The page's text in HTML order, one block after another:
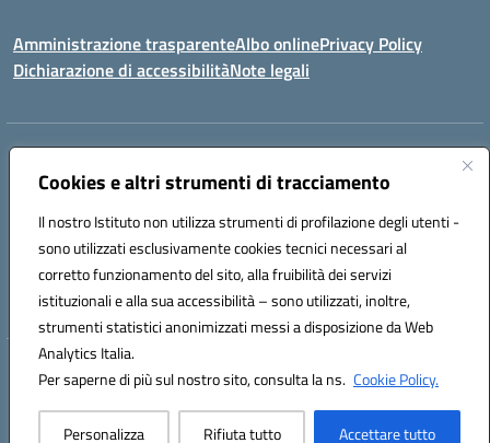
Cookies e altri strumenti di tracciamento
Il nostro Istituto non utilizza strumenti di profilazione degli utenti -
sono utilizzati esclusivamente cookies tecnici necessari al
corretto funzionamento del sito, alla fruibilità dei servizi
istituzionali e alla sua accessibilità – sono utilizzati, inoltre,
strumenti statistici anonimizzati messi a disposizione da Web
Analytics Italia.
Per saperne di più sul nostro sito, consulta la ns. Cookie Policy.
Personalizza Rifiuta tutto Accettare tutto
Amministrazione trasparenteAlbo onlinePrivacy Policy
Dichiarazione di accessibilitàNote legali
Indirizzo:
Centralino:0923993485 Email:tpic84500v@istruzione.it
Codice fiscale: 91039050819
Codice meccanografico:
tpic84500v
Codice unico di fatturazione (CUF): JZDXRK
Hosting & Powered by 3D Solution S.r.l.
Concept & Design by Designers Italia